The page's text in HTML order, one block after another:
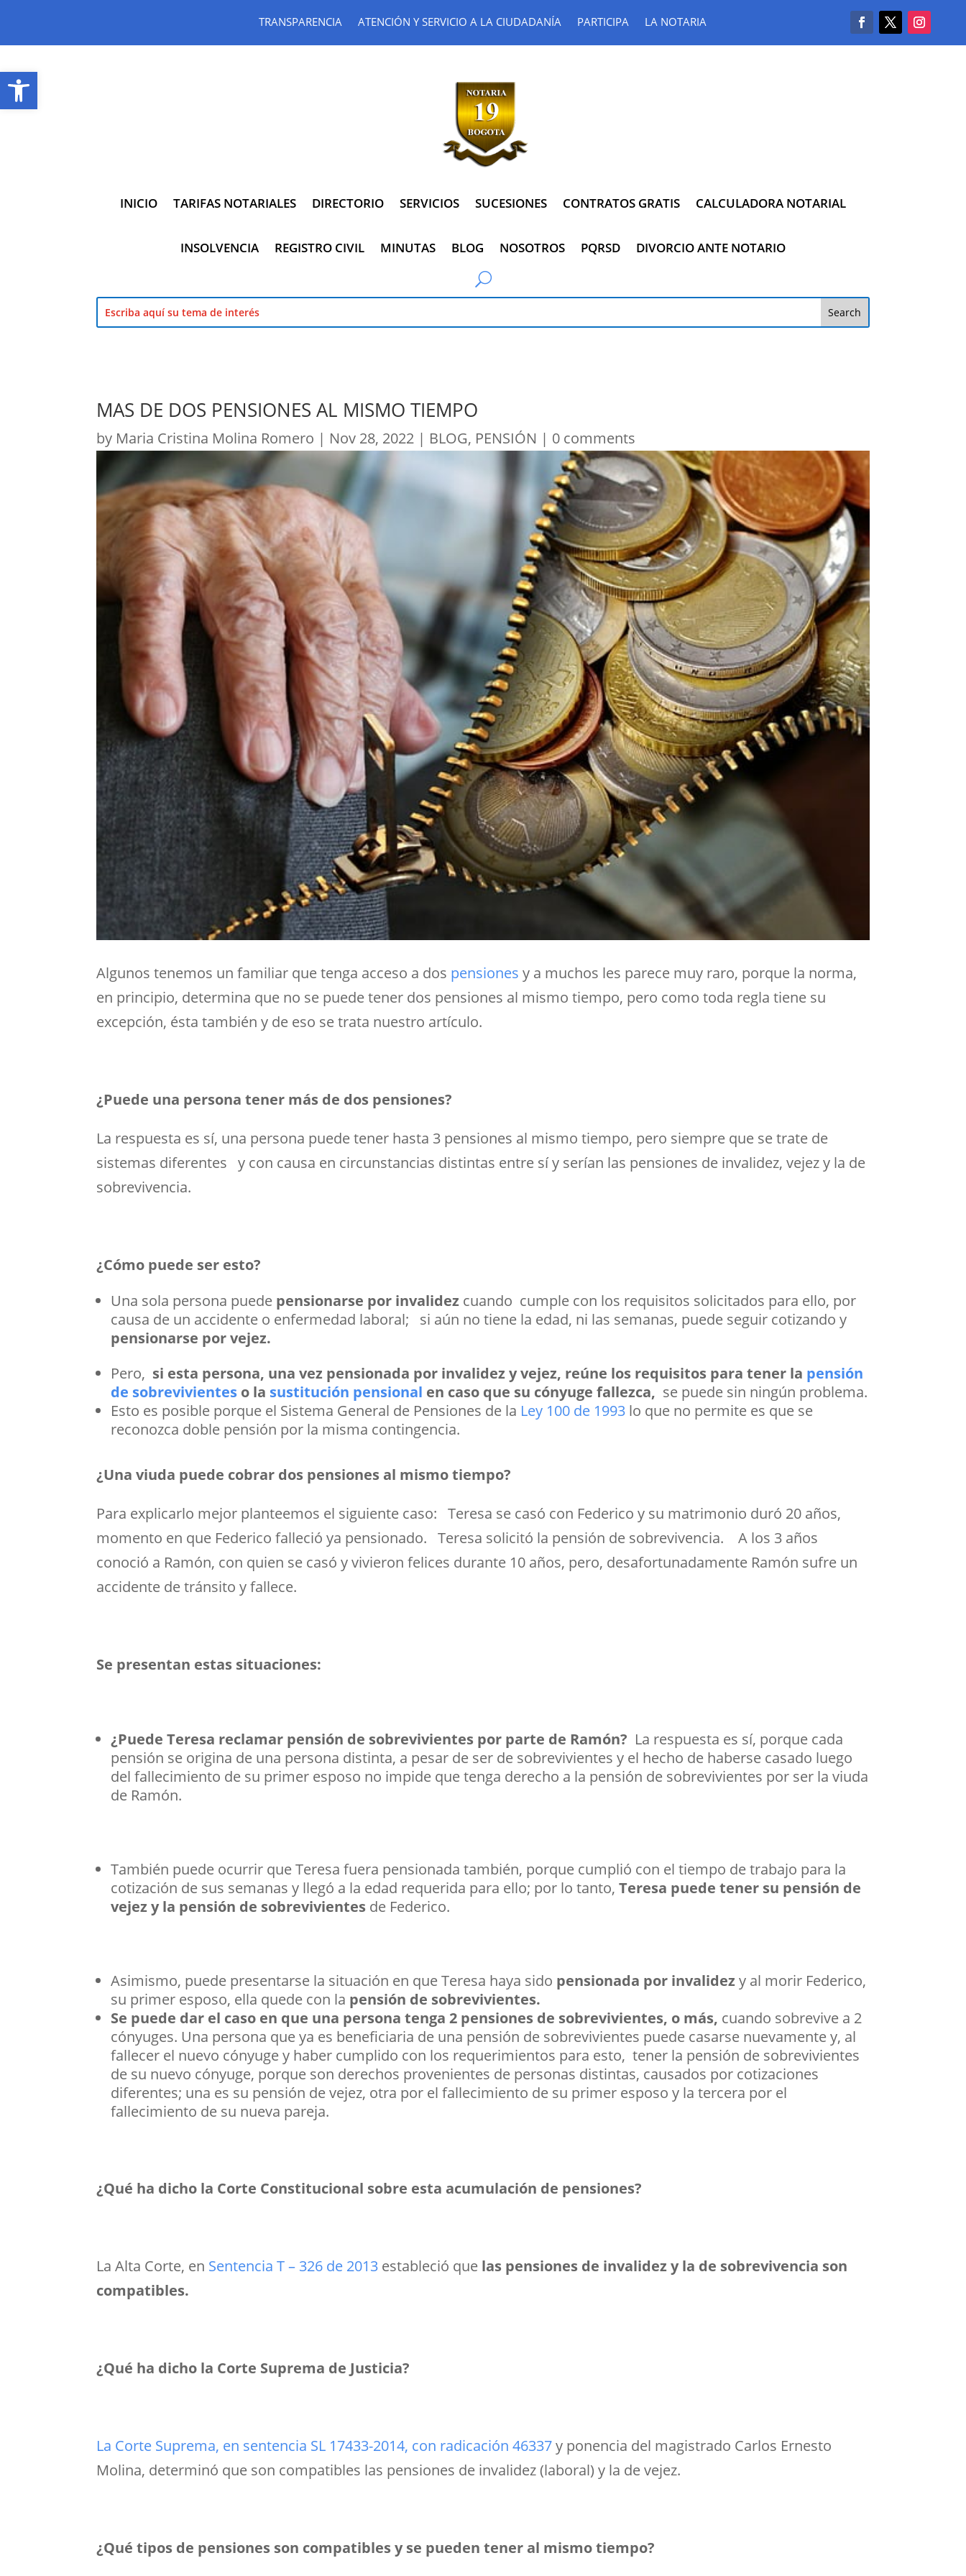
Abrir barra de herramientas
TRANSPARENCIA ATENCIÓN Y SERVICIO A LA CIUDADANÍA PARTICIPA LA NOTARIA
INICIO TARIFAS NOTARIALES DIRECTORIO SERVICIOS SUCESIONES CONTRATOS GRATIS CALCULADORA NOTARIAL
INSOLVENCIA REGISTRO CIVIL MINUTAS BLOG NOSOTROS PQRSD DIVORCIO ANTE NOTARIO
MAS DE DOS PENSIONES AL MISMO TIEMPO
by Maria Cristina Molina Romero | Nov 28, 2022 | BLOG, PENSIÓN | 0 comments
Algunos tenemos un familiar que tenga acceso a dos pensionesy a muchos les parece muy raro, porque la norma,
en principio, determina que no se puede tener dos pensiones al mismo tiempo, pero como toda regla tiene su
excepción, ésta también y de eso se trata nuestro artículo.
¿Puede una persona tener más de dos pensiones?
La respuesta es sí, una persona puede tener hasta 3 pensiones al mismo tiempo, pero siempre que se trate de
sistemas diferentes y con causa en circunstancias distintas entre sí y serían las pensiones de invalidez, vejez y la de
sobrevivencia.
¿Cómo puede ser esto?
Una sola persona puede pensionarse por invalidez cuando cumple con los requisitos solicitados para ello, por
causa de un accidente o enfermedad laboral; si aún no tiene la edad, ni las semanas, puede seguir cotizando y
pensionarse por vejez.
Pero, si esta persona, una vez pensionada por invalidez y vejez, reúne los requisitos para tener la pensión
de sobrevivientes o la sustitución pensional en caso que su cónyuge fallezca, se puede sin ningún problema.
Esto es posible porque el Sistema General de Pensiones de la Ley 100 de 1993 lo que no permite es que se
reconozca doble pensión por la misma contingencia.
¿Una viuda puede cobrar dos pensiones al mismo tiempo?
Para explicarlo mejor planteemos el siguiente caso: Teresa se casó con Federico y su matrimonio duró 20 años,
momento en que Federico falleció ya pensionado. Teresa solicitó la pensión de sobrevivencia. A los 3 años
conoció a Ramón, con quien se casó y vivieron felices durante 10 años, pero, desafortunadamente Ramón sufre un
accidente de tránsito y fallece.
Se presentan estas situaciones:
¿Puede Teresa reclamar pensión de sobrevivientes por parte de Ramón? La respuesta es sí, porque cada
pensión se origina de una persona distinta, a pesar de ser de sobrevivientes y el hecho de haberse casado luego
del fallecimiento de su primer esposo no impide que tenga derecho a la pensión de sobrevivientes por ser la viuda
de Ramón.
También puede ocurrir que Teresa fuera pensionada también, porque cumplió con el tiempo de trabajo para la
cotización de sus semanas y llegó a la edad requerida para ello; por lo tanto,Teresa puede tener su pensión de
vejez y la pensión de sobrevivientes de Federico.
Asimismo, puede presentarse la situación en que Teresa haya sido pensionada por invalidezy al morir Federico,
su primer esposo, ella quede con la pensión de sobrevivientes.
Se puede dar el caso en que una persona tenga 2 pensiones de sobrevivientes, o más, cuando sobrevive a 2
cónyuges. Una persona que ya es beneficiaria de una pensión de sobrevivientes puede casarse nuevamente y, al
fallecer el nuevo cónyuge y haber cumplido con los requerimientos para esto, tener la pensión de sobrevivientes
de su nuevo cónyuge, porque son derechos provenientes de personas distintas, causados por cotizaciones
diferentes; una es su pensión de vejez, otra por el fallecimiento de su primer esposo y la tercera por el
fallecimiento de su nueva pareja.
¿Qué ha dicho la Corte Constitucional sobre esta acumulación de pensiones?
La Alta Corte, en Sentencia T – 326 de 2013 estableció que las pensiones de invalidez y la de sobrevivencia son
compatibles.
¿Qué ha dicho la Corte Suprema de Justicia?
La Corte Suprema, en sentencia SL 17433-2014, con radicación 46337y ponencia del magistrado Carlos Ernesto
Molina, determinó que son compatibles las pensiones de invalidez (laboral) y la de vejez.
¿Qué tipos de pensiones son compatibles y se pueden tener al mismo tiempo?